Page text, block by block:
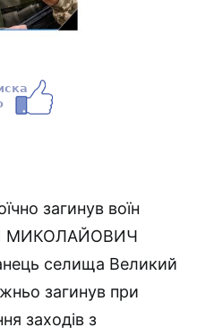
загинув воїн
МИКОЛАЙОВИЧ
селища Великий
загинув при
заходів з